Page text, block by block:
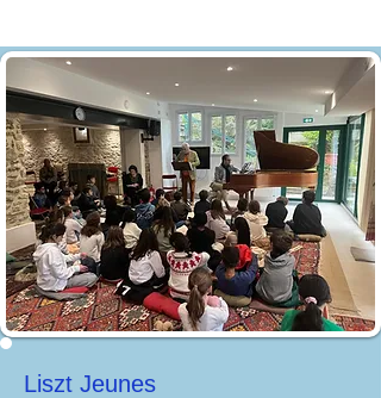
Liszt Jeunes